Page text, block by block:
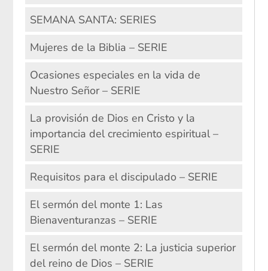
SEMANA SANTA: SERIES
Mujeres de la Biblia – SERIE
Ocasiones especiales en la vida de
Nuestro Señor – SERIE
La provisión de Dios en Cristo y la
importancia del crecimiento espiritual –
SERIE
Requisitos para el discipulado – SERIE
El sermón del monte 1: Las
Bienaventuranzas – SERIE
El sermón del monte 2: La justicia superior
del reino de Dios – SERIE